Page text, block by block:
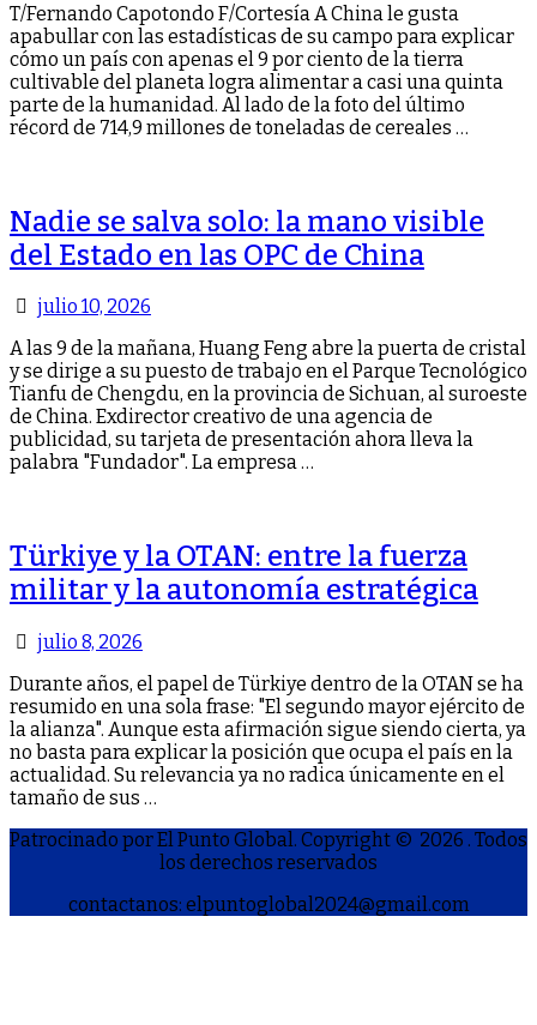
T/Fernando Capotondo F/Cortesía A China le gusta
apabullar con las estadísticas de su campo para explicar
cómo un país con apenas el 9 por ciento de la tierra
cultivable del planeta logra alimentar a casi una quinta
parte de la humanidad. Al lado de la foto del último
récord de 714,9 millones de toneladas de cereales …
Nadie se salva solo: la mano visible
del Estado en las OPC de China
julio 10, 2026
A las 9 de la mañana, Huang Feng abre la puerta de cristal
y se dirige a su puesto de trabajo en el Parque Tecnológico
Tianfu de Chengdu, en la provincia de Sichuan, al suroeste
de China. Exdirector creativo de una agencia de
publicidad, su tarjeta de presentación ahora lleva la
palabra "Fundador". La empresa …
Türkiye y la OTAN: entre la fuerza
militar y la autonomía estratégica
julio 8, 2026
Durante años, el papel de Türkiye dentro de la OTAN se ha
resumido en una sola frase: "El segundo mayor ejército de
la alianza". Aunque esta afirmación sigue siendo cierta, ya
no basta para explicar la posición que ocupa el país en la
actualidad. Su relevancia ya no radica únicamente en el
tamaño de sus …
Patrocinado por El Punto Global. Copyright © 2026 . Todos
los derechos reservados
contactanos: elpuntoglobal2024@gmail.com